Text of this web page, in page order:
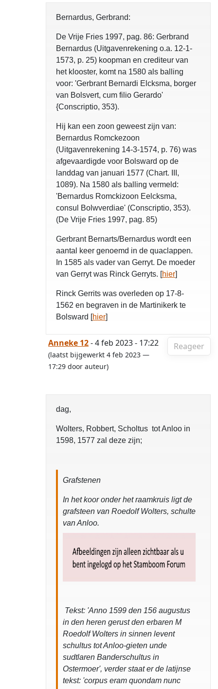
Bernardus, Gerbrand:
De Vrije Fries 1997, pag. 86: Gerbrand
Bernardus (Uitgavenrekening o.a. 12-1-
1573, p. 25) koopman en crediteur van
het klooster, komt na 1580 als balling
voor: 'Gerbrant Bernardi Elcksma, borger
van Bolsvert, cum filio Gerardo'
{Conscriptio, 353).
Hij kan een zoon geweest zijn van:
Bernardus Romckezoon
(Uitgavenrekening 14-3-1574, p. 76) was
afgevaardigde voor Bolsward op de
landdag van januari 1577 (Chart. III,
1089). Na 1580 als balling vermeld:
'Bernardus Romckizoon Eelcksma,
consul Bolwverdiae' (Conscriptio, 353).
(De Vrije Fries 1997, pag. 85)
Gerbrant Bernarts/Bernardus wordt een
aantal keer genoemd in de quaclappen.
In 1585 als vader van Gerryt. De moeder
van Gerryt was Rinck Gerryts. [hier]
Rinck Gerrits was overleden op 17-8-
1562 en begraven in de Martinikerk te
Bolsward [hier]
Reageer
Anneke 12- 4 feb 2023 - 17:22
(laatst bijgewerkt 4 feb 2023 —
17:29 door auteur)
dag,
Wolters, Robbert, Scholtus tot Anloo in
1598, 1577 zal deze zijn;
Grafstenen
In het koor onder het raamkruis ligt de
grafsteen van Roedolf Wolters, schulte
van Anloo.
Tekst: 'Anno 1599 den 156 augustus
in den heren gerust den erbaren M
Roedolf Wolters in sinnen levent
schultus tot Anloo-gieten unde
sudtlaren Banderschultus in
Ostermoer', verder staat er de latijnse
tekst: 'corpus eram quondam nunc